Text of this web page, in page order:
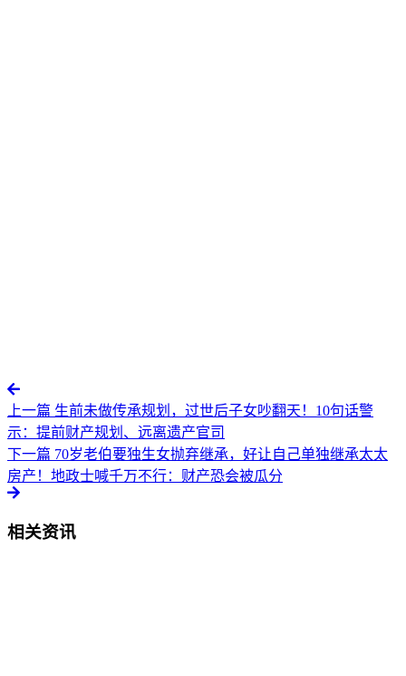
上一篇 生前未做传承规划，过世后子女吵翻天！10句话警
示：提前财产规划、远离遗产官司
下一篇 70岁老伯要独生女抛弃继承，好让自己单独继承太太
房产！地政士喊千万不行：财产恐会被瓜分
相关资讯